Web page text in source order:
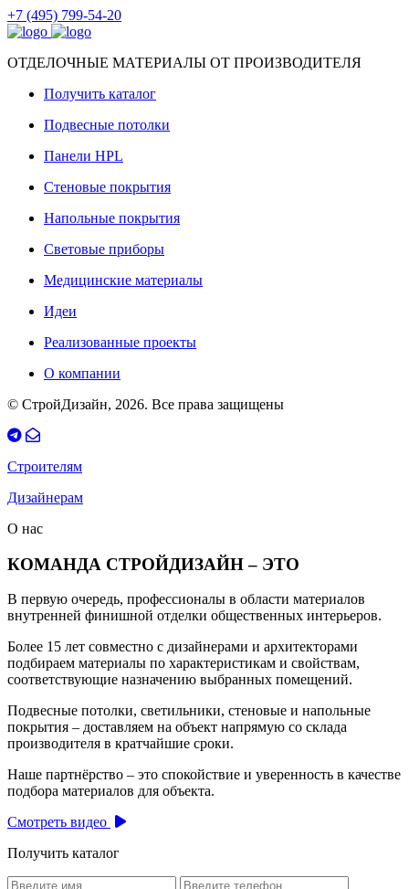
+7 (495) 799-54-20
ОТДЕЛОЧНЫЕ МАТЕРИАЛЫ ОТ ПРОИЗВОДИТЕЛЯ
Получить каталог
Подвесные потолки
Панели HPL
Стеновые покрытия
Напольные покрытия
Световые приборы
Медицинские материалы
Идеи
Реализованные проекты
О компании
© СтройДизайн, 2026. Все права защищены
Строителям
Дизайнерам
О нас
КОМАНДА СТРОЙДИЗАЙН – ЭТО
В первую очередь, профессионалы в области материалов
внутренней финишной отделки общественных интерьеров.
Более 15 лет совместно с дизайнерами и архитекторами
подбираем материалы по характеристикам и свойствам,
соответствующие назначению выбранных помещений.
Подвесные потолки, светильники, стеновые и напольные
покрытия – доставляем на объект напрямую со склада
производителя в кратчайшие сроки.
Наше партнёрство – это спокойствие и уверенность в качестве
подбора материалов для объекта.
Смотреть видео
Получить каталог